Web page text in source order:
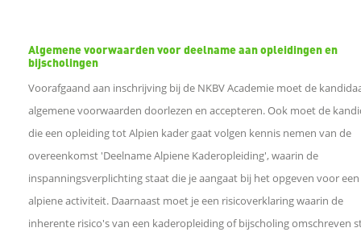
n
o
p
Algemene voorwaarden voor deelname aan opleidingen en
bijscholingen
Voorafgaand aan inschrijving bij de NKBV Academie moet de
algemene voorwaarden doorlezen en accepteren. Ook moet de
die een opleiding tot Alpien kader gaat volgen kennis nemen van de
overeenkomst 'Deelname Alpiene Kaderopleiding', waarin de
inspanningsverplichting staat die je aangaat bij het opgeven voor een
alpiene activiteit. Daarnaast moet je een risicoverklaring waarin de
inherente risico's van een kaderopleiding of bijscholing omschreven